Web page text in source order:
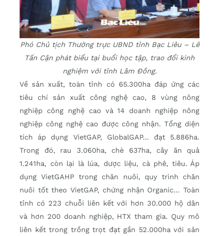
Phó Chủ tịch Thường trực UBND tỉnh Bạc Liêu – Lê
Tấn Cận phát biểu tại buổi học tập, trao đổi kinh
nghiệm với tỉnh Lâm Đồng.
Về sản xuất, toàn tỉnh có 65.300ha đáp ứng các
tiêu chí sản xuất công nghệ cao, 8 vùng nông
nghiệp công nghệ cao và 14 doanh nghiệp nông
nghiệp công nghệ cao được công nhận. Tổng diện
tích áp dụng VietGAP, GlobalGAP… đạt 5.886ha.
Trong đó, rau 3.060ha, chè 637ha, cây ăn quả
1.241ha, còn lại là lúa, dược liệu, cà phê, tiêu. Áp
dụng VietGAHP trong chăn nuôi, quy trình chăn
nuôi tốt theo VietGAP, chứng nhận Organic… Toàn
tỉnh có 223 chuỗi liên kết với hơn 30.000 hộ dân
và hơn 200 doanh nghiệp, HTX tham gia. Quy mô
liên kết trong trồng trọt đạt gần 52.000ha với sản